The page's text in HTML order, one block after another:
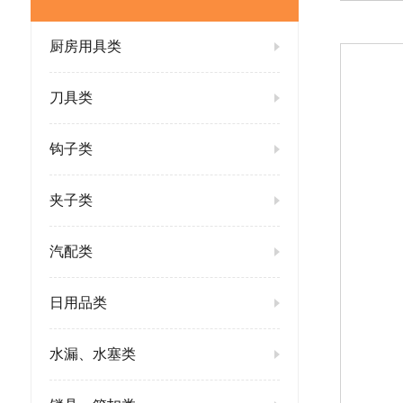
厨房用具类
刀具类
钩子类
夹子类
汽配类
日用品类
水漏、水塞类